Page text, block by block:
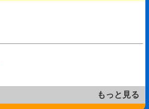
もっと見る